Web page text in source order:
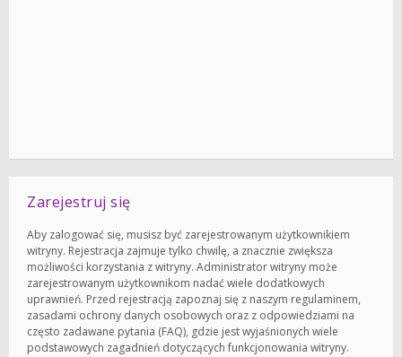
Zarejestruj się
Aby zalogować się, musisz być zarejestrowanym użytkownikiem
witryny. Rejestracja zajmuje tylko chwilę, a znacznie zwiększa
możliwości korzystania z witryny. Administrator witryny może
zarejestrowanym użytkownikom nadać wiele dodatkowych
uprawnień. Przed rejestracją zapoznaj się z naszym regulaminem,
zasadami ochrony danych osobowych oraz z odpowiedziami na
często zadawane pytania (FAQ), gdzie jest wyjaśnionych wiele
podstawowych zagadnień dotyczących funkcjonowania witryny.